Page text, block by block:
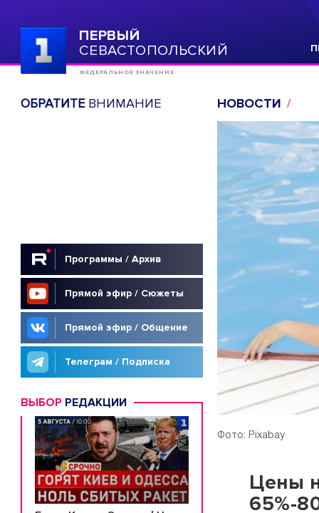
ПЕРВЫЙ
СЕВАСТОПОЛЬСКИЙ
ФЕДЕРАЛЬНОЕ ЗНАЧЕНИЕ
ОБРАТИТЕВНИМАНИЕ
Программы / Архив
Прямой эфир / Сюжеты
Прямой эфир / Общение
Телеграм / Подписка
ВЫБОР РЕДАКЦИИ
НОВОСТИ
Фото: Pixabay
Цены
65%-